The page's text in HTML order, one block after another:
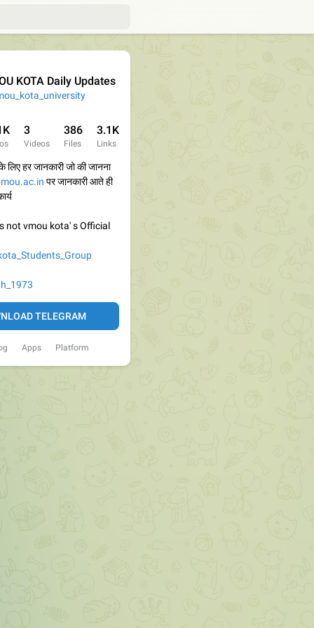
KOTA Daily Updates
3
Videos
386
Files
3.1K
Links
हर जानकारी जो की जानना
पर जानकारी आते ही
not vmou kota' s Official
TELEGRAM
Apps Platform